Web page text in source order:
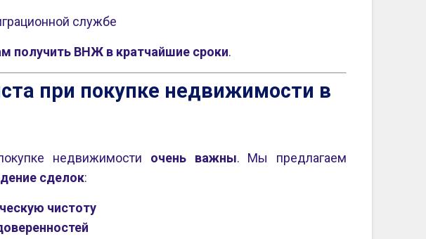
службе
получить ВНЖ в кратчайшие сроки.
при покупке недвижимости в
недвижимости очень важны. Мы предлагаем
сделок:
чистоту